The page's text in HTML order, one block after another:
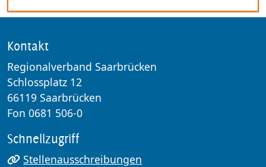
Kontakt
Regionalverband Saarbrücken
Schlossplatz 12
66119 Saarbrücken
Fon 0681 506-0
Schnellzugriff
Stellenausschreibungen